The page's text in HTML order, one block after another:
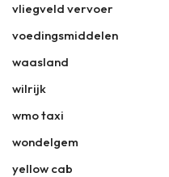
vliegveld vervoer
voedingsmiddelen
waasland
wilrijk
wmo taxi
wondelgem
yellow cab